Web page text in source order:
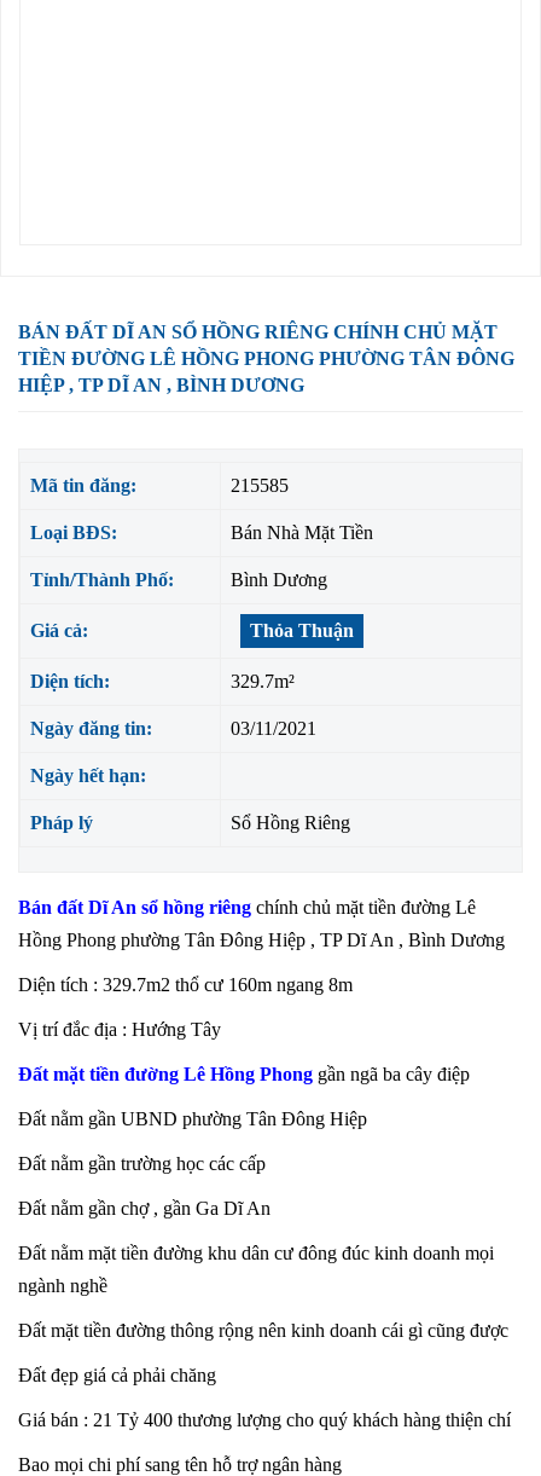
BÁN ĐẤT DĨ AN SỔ HỒNG RIÊNG CHÍNH CHỦ MẶT
TIỀN ĐƯỜNG LÊ HỒNG PHONG PHƯỜNG TÂN ĐÔNG
HIỆP , TP DĨ AN , BÌNH DƯƠNG
Mã tin đăng: 215585
Loại BĐS: Bán Nhà Mặt Tiền
Tỉnh/Thành Phố: Bình Dương
Giá cả: Thỏa Thuận
Diện tích: 329.7m²
Ngày đăng tin: 03/11/2021
Ngày hết hạn:
Pháp lý Sổ Hồng Riêng
Bán đất Dĩ An sổ hồng riêng chính chủ mặt tiền đường Lê
Hồng Phong phường Tân Đông Hiệp , TP Dĩ An , Bình Dương
Diện tích : 329.7m2 thổ cư 160m ngang 8m
Vị trí đắc địa : Hướng Tây
Đất mặt tiền đường Lê Hồng Phong gần ngã ba cây điệp
Đất nằm gần UBND phường Tân Đông Hiệp
Đất nằm gần trường học các cấp
Đất nằm gần chợ , gần Ga Dĩ An
Đất nằm mặt tiền đường khu dân cư đông đúc kinh doanh mọi
ngành nghề
Đất mặt tiền đường thông rộng nên kinh doanh cái gì cũng được
Đất đẹp giá cả phải chăng
Giá bán : 21 Tỷ 400 thương lượng cho quý khách hàng thiện chí
Bao mọi chi phí sang tên hỗ trợ ngân hàng